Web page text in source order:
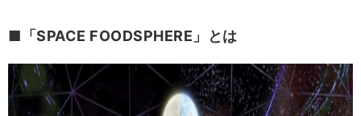
■「SPACE FOODSPHERE」とは